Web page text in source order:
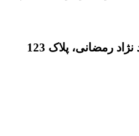
رمضانی، پلاک 123